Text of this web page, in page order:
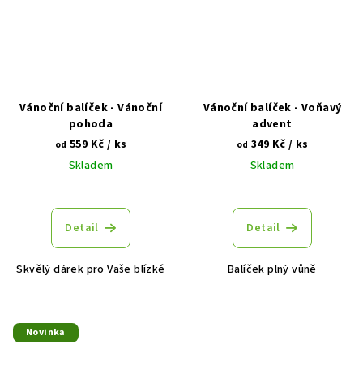
Vánoční balíček - Vánoční
pohoda
od 559 Kč / ks
Skladem
Detail
Skvělý dárek pro Vaše blízké
Vánoční balíček - Voňavý
advent
od 349 Kč / ks
Skladem
Detail
Balíček plný vůně
Novinka